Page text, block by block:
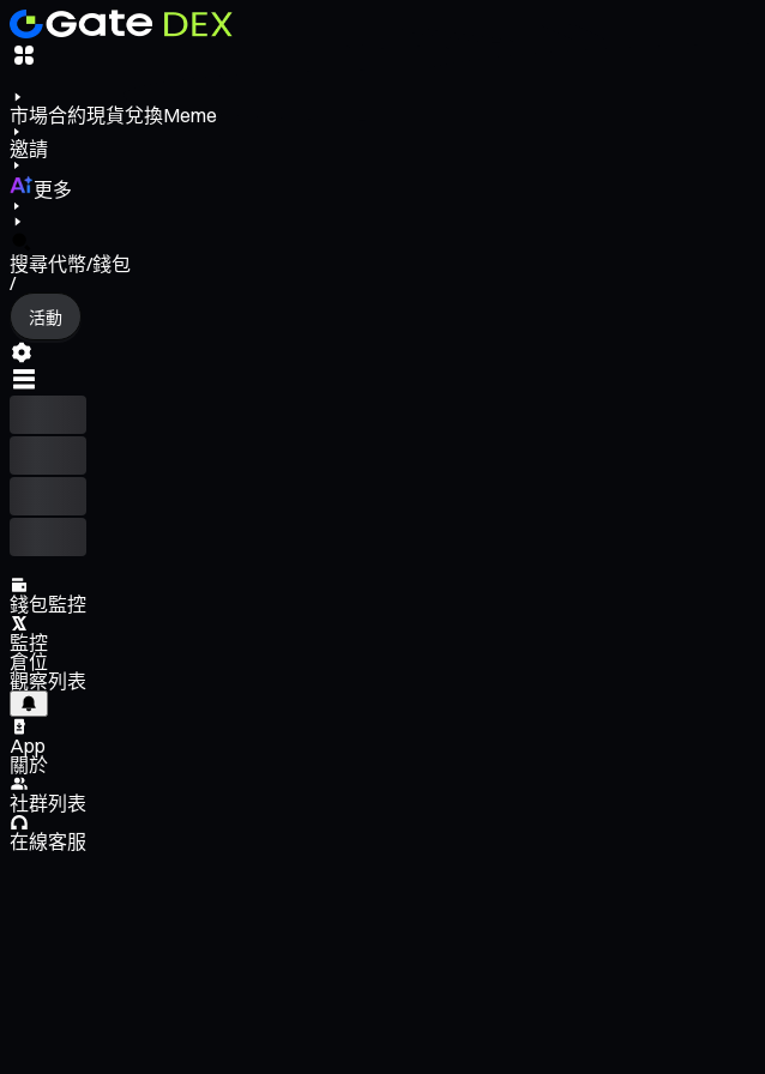
市場合約現貨兌換Meme
邀請
更多
搜尋代幣/錢包
/
活動
錢包監控
監控
倉位
觀察列表
App
關於
社群列表
在線客服